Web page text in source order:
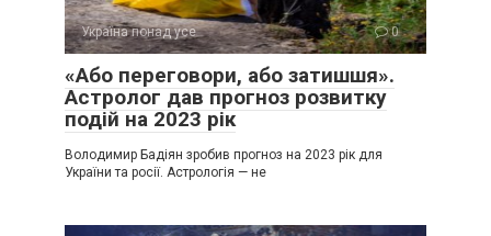
Україна понад усе 0
«Або переговори, або затишшя».
Астролог дав прогноз розвитку
подій на 2023 рік
Володимир Бадіян зробив прогноз на 2023 рік для
України та росії. Астрологія — не